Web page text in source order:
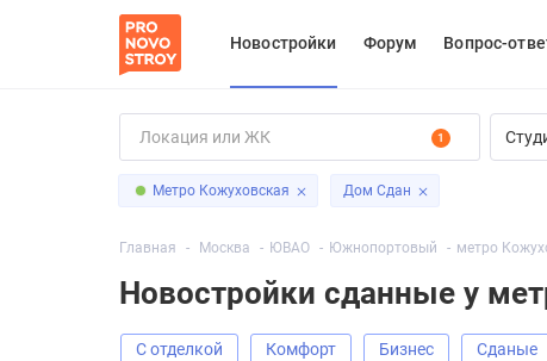
Новостройки Форум Вопрос-
1
Метро Кожуховская Дом Сдан
Главная Москва ЮВАО Южнопортовый метро
Новостройки сданные у
С отделкой Комфорт Бизнес Сданые